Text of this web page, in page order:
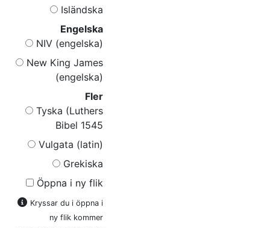
Isländska
Engelska
NIV (engelska)
New King James
(engelska)
Fler
Tyska (Luthers
Bibel 1545
Vulgata (latin)
Grekiska
Öppna i ny flik
Kryssar du i öppna i
ny flik kommer